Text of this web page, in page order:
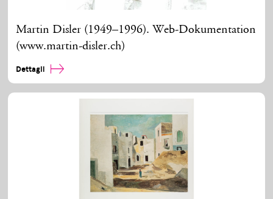
Martin Disler (1949–1996). Web-Dokumentation
(www.martin-disler.ch)
Dettagli